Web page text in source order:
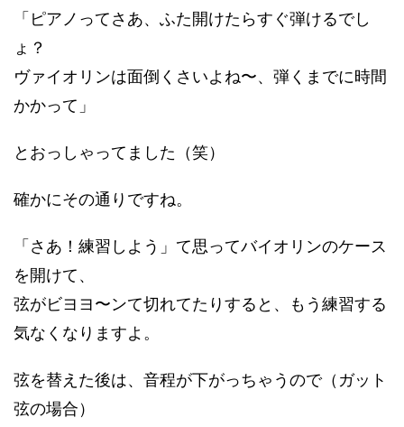
「ピアノってさあ、ふた開けたらすぐ弾けるでし
ょ？
ヴァイオリンは面倒くさいよね〜、弾くまでに時間
かかって」
とおっしゃってました（笑）
確かにその通りですね。
「さあ！練習しよう」て思ってバイオリンのケース
を開けて、
弦がビヨヨ〜ンて切れてたりすると、もう練習する
気なくなりますよ。
弦を替えた後は、音程が下がっちゃうので（ガット
弦の場合）